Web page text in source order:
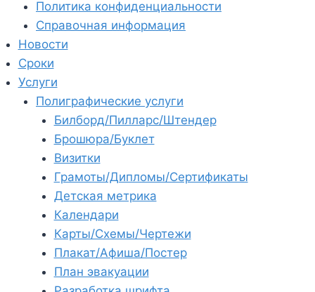
Политика конфиденциальности
Справочная информация
Новости
Сроки
Услуги
Полиграфические услуги
Билборд/Пилларс/Штендер
Брошюра/Буклет
Визитки
Грамоты/Дипломы/Сертификаты
Детская метрика
Календари
Карты/Схемы/Чертежи
Плакат/Афиша/Постер
План эвакуации